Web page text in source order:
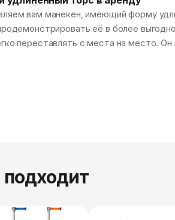
вам манекен, имеющий форму
её в более
переставлять с места на место.